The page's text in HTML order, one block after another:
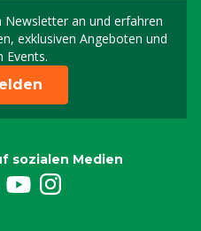
Newsletter an und erfahren
exklusiven Angeboten und
Events.
Melden Sie sich für
sozialen Medien